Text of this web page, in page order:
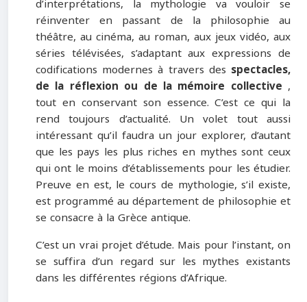
d’interprétations, la mythologie va vouloir se
réinventer en passant de la philosophie au
théâtre, au cinéma, au roman, aux jeux vidéo, aux
séries télévisées, s’adaptant aux expressions de
codifications modernes à travers des spectacles,
de la réflexion ou de la mémoire collective ,
tout en conservant son essence. C’est ce qui la
rend toujours d’actualité. Un volet tout aussi
intéressant qu’il faudra un jour explorer, d’autant
que les pays les plus riches en mythes sont ceux
qui ont le moins d’établissements pour les étudier.
Preuve en est, le cours de mythologie, s’il existe,
est programmé au département de philosophie et
se consacre à la Grèce antique.
C’est un vrai projet d’étude. Mais pour l’instant, on
se suffira d’un regard sur les mythes existants
dans les différentes régions d’Afrique.